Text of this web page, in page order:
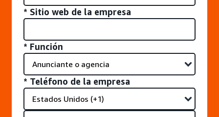
* Sitio web de la empresa
* Función
* Teléfono de la empresa